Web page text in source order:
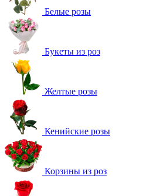
Белые розы
Букеты из роз
Желтые розы
Кенийские розы
Корзины из роз